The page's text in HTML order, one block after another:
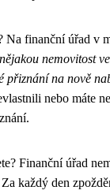
Na finanční úřad v
nemovitost
přiznání na nově
nebo máte
Finanční úřad
každý den